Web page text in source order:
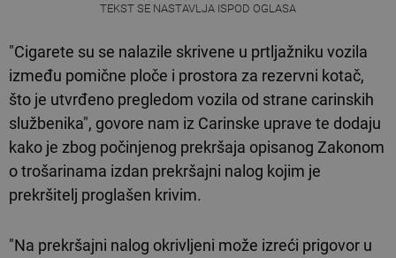
TEKST SE NASTAVLJA ISPOD OGLASA
"Cigarete su se nalazile skrivene u prtljažniku vozila
između pomične ploče i prostora za rezervni kotač,
što je utvrđeno pregledom vozila od strane carinskih
službenika", govore nam iz Carinske uprave te dodaju
kako je zbog počinjenog prekršaja opisanog Zakonom
o trošarinama izdan prekršajni nalog kojim je
prekršitelj proglašen krivim.
"Na prekršajni nalog okrivljeni može izreći prigovor u